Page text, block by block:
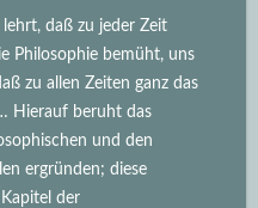
daß zu jeder Zeit
Philosophie bemüht, uns
zu allen Zeiten ganz das
Hierauf beruht das
und den
ergründen; diese
der